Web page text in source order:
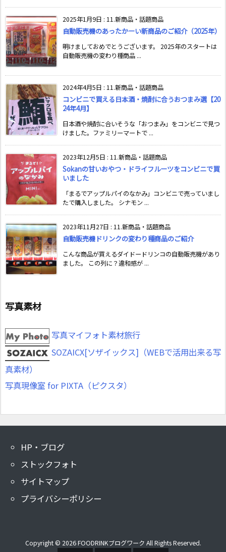
2025年1月9日 : 11.新商品・話題商品
自動販売機のあったかーい新商品のご紹介（2025年）
明けましておめでとうございます。 2025年のスタートは
自動販売機の変わり種商品 ...
2024年4月5日 : 11.新商品・話題商品
コンビニで買える日本酒・焼酎に合うおつまみ選【20
24年4月】
日本酒や焼酎に合いそうな「おつまみ」をコンビニで見つ
けました。ファミリーマートで ...
2023年12月5日 : 11.新商品・話題商品
Sokanの甘いおやつ・ドライフルーツをコンビニで買
いました
「まるでアップルパイのなかみ」コンビニで売っていまし
たで購入しました。 シナモン ...
2023年11月27日 : 11.新商品・話題商品
自動販売機ドリンクの変わり種商品のご紹介
こんな商品が買えるダイドードリンコの自動販売機があり
ました。 この列に？違和感が ...
写真素材
写真マイフォト素材旅行
SOZAICX[ソザイックス]（WEBで活用出来る写
真素材）
写真現像室 for PIXTA（ピクスタ）
HP・ブログ
ストックフォト
サイトマップ
プライバシーポリシー
Copyright © 2026FOODRINKブログワーク All Rights Reserved.